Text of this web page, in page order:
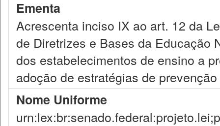
Ementa
Acrescenta inciso IX ao art. 12 da
de Diretrizes e Bases da Educação
dos estabelecimentos de ensino a
adoção de estratégias de
Nome Uniforme